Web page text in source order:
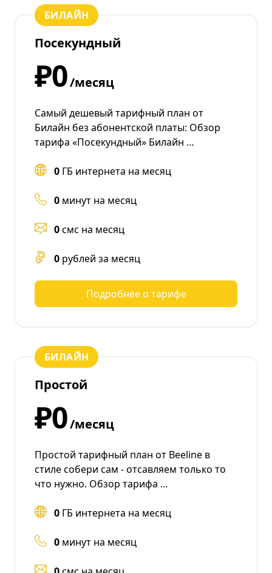
БИЛАЙН
Посекундный
₽0/месяц
Самый дешевый тарифный план от
Билайн без абонентской платы: Обзор
тарифа «Посекундный» Билайн …
0 ГБ интернета на месяц
0 минут на месяц
0смс на месяц
0 рублей за месяц
Подробнее о тарифе
БИЛАЙН
Простой
₽0/месяц
Простой тарифный план от Beeline в
стиле собери сам - отсавляем только то
что нужно. Обзор тарифа …
0 ГБ интернета на месяц
0 минут на месяц